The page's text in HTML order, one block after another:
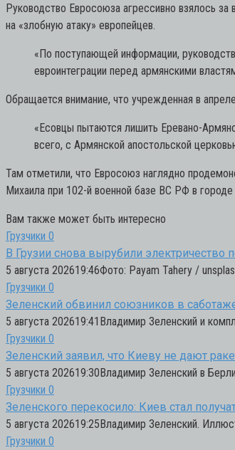
Руководство Евросоюза агрессивно взялось
на «злобную атаку» европейцев.
«По поступающей информации,
евроинтеграции перед армянскими
Обращается внимание, что учрежденная в
«Есовцы пытаются лишить Еревано-
всего, с Армянской апостольской
Там отметили, что Евросоюз наглядно
Михаила при 102-й военной базе ВС РФ в
Вам также может быть интересно
Грузчики 0
В Грузии снова вырубили электричество
5 августа 202619:46Фото: Payam Tahery /
Грузчики 0
Зеленский обвинил союзников в
5 августа 202619:41Владимир Зеленский и
Грузчики 0
Зеленский заявил, что Киеву не дают
5 августа 202619:30Владимир Зеленский в
Грузчики 0
Зеленского перекосило: Киев стал
5 августа 202619:25Владимир Зеленский.
Грузчики 0